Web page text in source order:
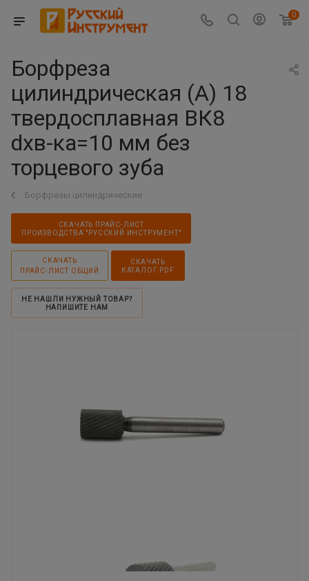
0
Борфреза
цилиндрическая (A) 18
твердосплавная ВК8
dхв-ка=10 мм без
торцевого зуба
Борфрезы цилиндрические
СКАЧАТЬ ПРАЙС-ЛИСТ
ПРОИЗВОДСТВА "РУССКИЙ ИНСТРУМЕНТ"
СКАЧАТЬ
ПРАЙС-ЛИСТ ОБЩИЙ
СКАЧАТЬ
КАТАЛОГ PDF
НЕ НАШЛИ НУЖНЫЙ ТОВАР?
НАПИШИТЕ НАМ